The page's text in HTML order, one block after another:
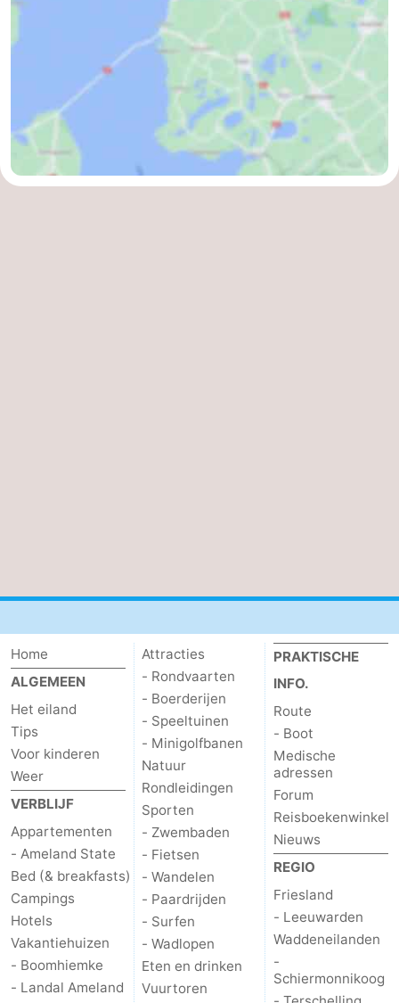
Home
ALGEMEEN
Het eiland
Tips
Voor kinderen
Weer
VERBLIJF
Appartementen
- Ameland State
Bed (& breakfasts)
Campings
Hotels
Vakantiehuizen
- Boomhiemke
- Landal Ameland
Attracties
- Rondvaarten
- Boerderijen
- Speeltuinen
- Minigolfbanen
Natuur
Rondleidingen
Sporten
- Zwembaden
- Fietsen
- Wandelen
- Paardrijden
- Surfen
- Wadlopen
Eten en drinken
Vuurtoren
PRAKTISCHE
INFO.
Route
- Boot
Medische
adressen
Forum
Reisboekenwinkel
Nieuws
REGIO
Friesland
- Leeuwarden
Waddeneilanden
-
Schiermonnikoog